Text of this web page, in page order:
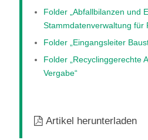
Folder „Abfallbilanzen und
Stammdatenverwaltung für
Folder „Eingangsleiter
Folder „Recyclinggerechte
Vergabe“
Artikel herunterladen